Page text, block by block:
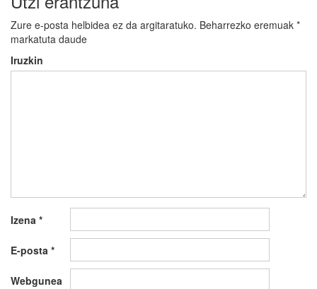
Zure e-posta helbidea ez da argitaratuko. Beharrezko eremuak *
markatuta daude
Iruzkin
Izena *
E-posta *
Webgunea